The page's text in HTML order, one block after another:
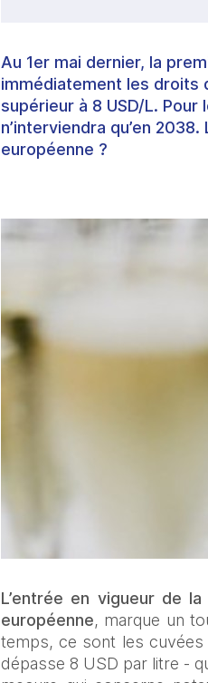
Au 1er mai dernier, la
immédiatement les droits
supérieur à 8 USD/L.
n’interviendra qu’en
européenne ?
L’entrée en vigueur de
européenne, marque un
temps, ce sont les cuvées
dépasse 8 USD par litre -